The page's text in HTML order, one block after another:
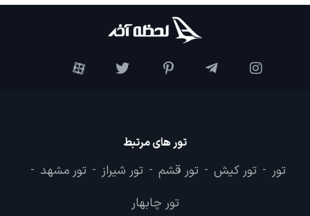
تور های مرتبط
تور - تور کیش - تور قشم - تور شیراز - تور مشهد -
تور چابهار